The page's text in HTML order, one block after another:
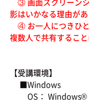
影はいかなる理由があ
④ お一人につきひと
複数人で共有するこ
【受講環境】
■Windows
OS： Windows®